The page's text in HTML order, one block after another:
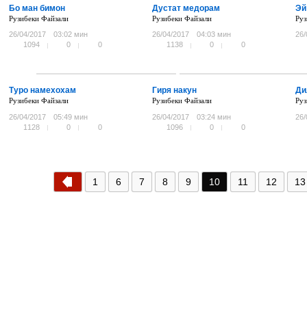
Бо ман бимон
Рузибеки Файзали
26/04/2017
03:02 мин
1094
0 0
Дустат медорам
Рузибеки Файзали
26/04/2017
04:03 мин
1138
0 0
Эй
26/
Туро намехохам
Рузибеки Файзали
26/04/2017
05:49 мин
1128
0 0
Гиря накун
Рузибеки Файзали
26/04/2017
03:24 мин
1096
0 0
1 6 7 8 9 10 11 12 13